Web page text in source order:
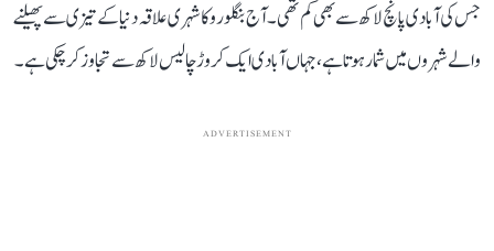
جس کی آبادی پانچ لاکھ سے بھی کم تھی۔ آج بنگلورو کا شہری علاقہ دنیا کے تیزی سے پھیلنے
والے شہروں میں شمار ہوتا ہے، جہاں آبادی ایک کروڑ چالیس لاکھ سے تجاوز کر چکی ہے۔
ADVERTISEMENT